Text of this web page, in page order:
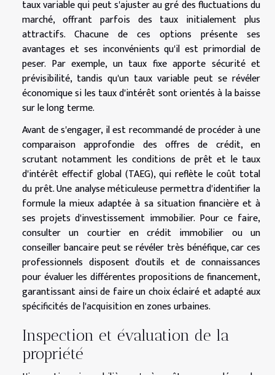
taux variable qui peut s'ajuster au gré des fluctuations du
marché, offrant parfois des taux initialement plus
attractifs. Chacune de ces options présente ses
avantages et ses inconvénients qu'il est primordial de
peser. Par exemple, un taux fixe apporte sécurité et
prévisibilité, tandis qu'un taux variable peut se révéler
économique si les taux d'intérêt sont orientés à la baisse
sur le long terme.
Avant de s'engager, il est recommandé de procéder à une
comparaison approfondie des offres de crédit, en
scrutant notamment les conditions de prêt et le taux
d'intérêt effectif global (TAEG), qui reflète le coût total
du prêt. Une analyse méticuleuse permettra d'identifier la
formule la mieux adaptée à sa situation financière et à
ses projets d'investissement immobilier. Pour ce faire,
consulter un courtier en crédit immobilier ou un
conseiller bancaire peut se révéler très bénéfique, car ces
professionnels disposent d'outils et de connaissances
pour évaluer les différentes propositions de financement,
garantissant ainsi de faire un choix éclairé et adapté aux
spécificités de l'acquisition en zones urbaines.
Inspection et évaluation de la
propriété